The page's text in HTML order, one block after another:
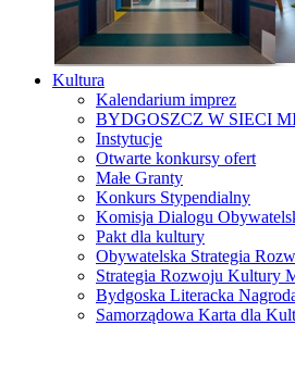
Kultura
Kalendarium imprez
BYDGOSZCZ W SIECI
Instytucje
Otwarte konkursy ofert
Małe Granty
Konkurs Stypendialny
Komisja Dialogu
Pakt dla kultury
Obywatelska Strategia
Strategia Rozwoju Kultury
Bydgoska Literacka
Samorządowa Karta dla